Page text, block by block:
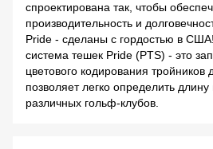
спроектирована так, чтобы
производительность и
Pride - сделаны с гордостью в
система тешек Pride (PTS) - это
цветового кодирования тройников
позволяет легко определить длину
различных гольф-клубов.